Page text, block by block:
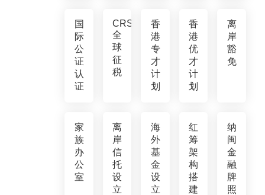
国
际
公
证
认
证
CRS
全
球
征
税
香
港
专
才
计
划
香
港
优
才
计
划
离
岸
豁
免
家
族
办
公
室
离
岸
信
托
设
立
海
外
基
金
设
立
红
筹
架
构
搭
建
纳
闽
金
融
牌
照